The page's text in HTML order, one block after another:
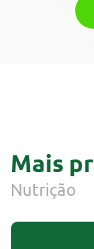
Mais
Nutrição